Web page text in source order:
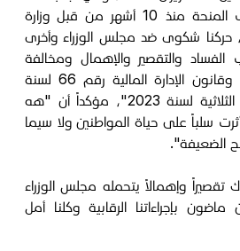
المسنين، إنه "تم إيقاف المنحة منذ 10 أشهر من قبل وزارة
حركنا شكوى ضد مجلس الوزراء وأخرى
الفساد والتقصير والإهمال ومخالفة
المادة 62 من الدستور، وقانون الإدارة المالية رقم 66 لسنة
2019، وقانون الموازنة الثلاثية لسنة 2023"، مؤكداً أن "هه
سلباً على حياة المواطنين ولا سيما
الضعيفة".
وإهمالاً يتحمله مجلس الوزراء
بإجراءاتنا الرقابية وكلنا أمل